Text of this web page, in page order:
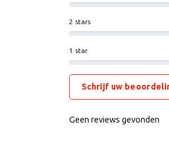
1 star
2 stars
Schrijf uw
Geen reviews gevonden